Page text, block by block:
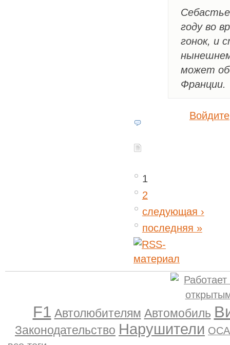
году во
гонок, и
может
Франции.
Войдите
1
2
следующая ›
последняя »
F1 Автолюбителям Автомобиль
Законодательство Нарушители